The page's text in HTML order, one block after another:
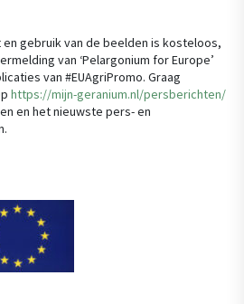
gebruik van de beelden is kosteloos,
van ‘Pelargonium for Europe’
van #EUAgriPromo. Graag
https://mijn-geranium.nl/persberichten/
en het nieuwste pers- en